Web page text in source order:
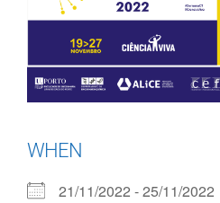
WHEN
21/11/2022 - 25/11/2022